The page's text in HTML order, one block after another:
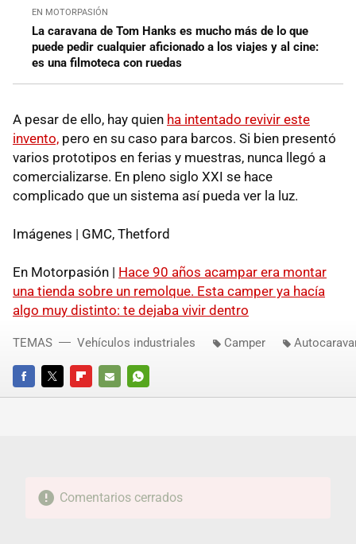
EN MOTORPASIÓN
La caravana de Tom Hanks es mucho más de lo que
puede pedir cualquier aficionado a los viajes y al cine:
es una filmoteca con ruedas
A pesar de ello, hay quien ha intentado revivir este
invento, pero en su caso para barcos. Si bien presentó
varios prototipos en ferias y muestras, nunca llegó a
comercializarse. En pleno siglo XXI se hace
complicado que un sistema así pueda ver la luz.
Imágenes | GMC, Thetford
En Motorpasión | Hace 90 años acampar era montar
una tienda sobre un remolque. Esta camper ya hacía
algo muy distinto: te dejaba vivir dentro
FACEBOOKTWITTERFLIPBOARD
E-
WHATSAPP
TEMAS Vehículos industriales Camper
Comentarios cerrados